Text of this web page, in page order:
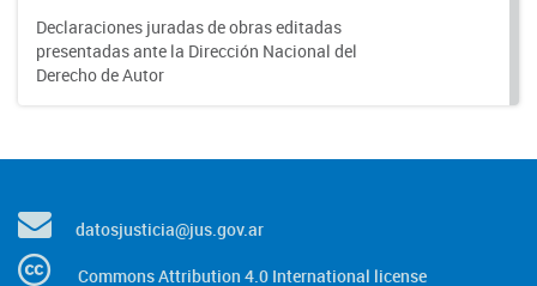
Declaraciones juradas de obras editadas
presentadas ante la Dirección Nacional del
Derecho de Autor
datosjusticia@jus.gov.ar
Commons Attribution 4.0 International license